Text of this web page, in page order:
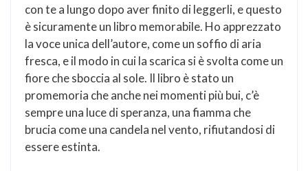
con te a lungo dopo aver finito di leggerli, e questo
è sicuramente un libro memorabile. Ho apprezzato
la voce unica dell’autore, come un soffio di aria
fresca, e il modo in cui la scarica si è svolta come un
fiore che sboccia al sole. Il libro è stato un
promemoria che anche nei momenti più bui, c’è
sempre una luce di speranza, una fiamma che
brucia come una candela nel vento, rifiutandosi di
essere estinta.